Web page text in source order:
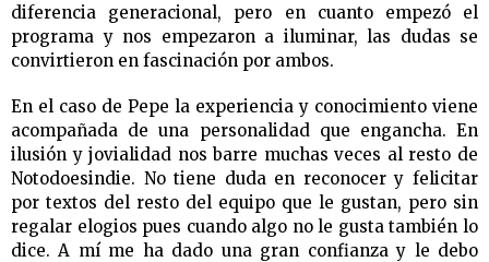
diferencia generacional, pero en cuanto empezó el
programa y nos empezaron a iluminar, las dudas se
convirtieron en fascinación por ambos.
En el caso de Pepe la experiencia y conocimiento viene
acompañada de una personalidad que engancha. En
ilusión y jovialidad nos barre muchas veces al resto de
Notodoesindie. No tiene duda en reconocer y felicitar
por textos del resto del equipo que le gustan, pero sin
regalar elogios pues cuando algo no le gusta también lo
dice. A mí me ha dado una gran confianza y le debo